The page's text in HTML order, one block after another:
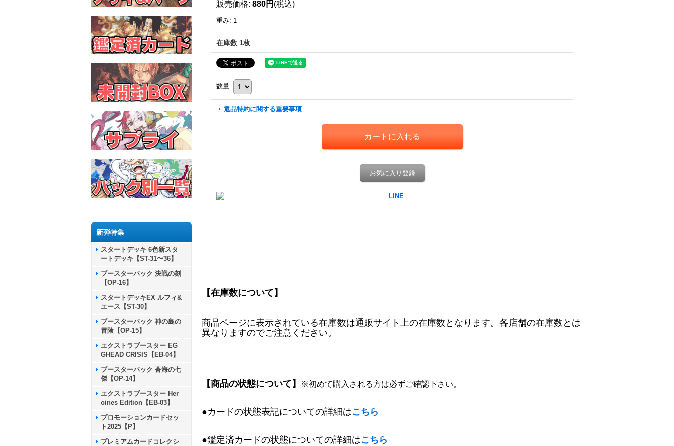
新弾特集
スタートデッキ 6色新スタ
ートデッキ【ST-31〜36】
ブースターパック 決戦の刻
【OP-16】
スタートデッキEX ルフィ&
エース【ST-30】
ブースターパック 神の島の
冒険【OP-15】
エクストラブースター EG
GHEAD CRISIS【EB-04】
ブースターパック 蒼海の七
傑【OP-14】
エクストラブースター Her
oines Edition【EB-03】
プロモーションカードセッ
ト2025【P】
プレミアムカードコレクシ
販売価格: 880円 (税込)
重み: 1
在庫数 1枚
数量:
返品特約に関する重要事項
お気に入り登録
【在庫数について】
商品ページに表示されている在庫数は通販サイト上の在庫数となります。各店舗の在庫数とは
異なりますのでご注意ください。
【商品の状態について】 ※初めて購入される方は必ずご確認下さい。
●カードの状態表記についての詳細はこちら
●鑑定済カードの状態についての詳細はこちら